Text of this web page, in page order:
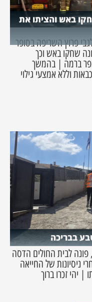
באש והציתו את
פרוץ השריפה בסופר
שחקו באש וכך
ברמה | בהמשך
וללא אמצעי גילוי
בבריכה
לבית החולים הדסה
ניסיונות של החייאה
יהי זכרו ברוך